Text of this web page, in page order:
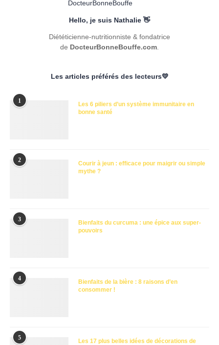
Hello, je suis Nathalie 👋
Diététicienne-nutritionniste & fondatrice
de DocteurBonneBouffe.com
Les articles préférés des lecteurs💛
1
Les 6 piliers d’un système immunitaire en
bonne santé
2
Courir à jeun : efficace pour maigrir ou simple
mythe ?
3
Bienfaits du curcuma : une épice aux super-
pouvoirs
4
Bienfaits de la bière : 8 raisons d’en
consommer !
5
Les 17 plus belles idées de décorations de